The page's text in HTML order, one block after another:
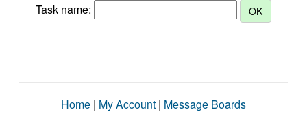
Task name:
Home | My Account | Message Boards